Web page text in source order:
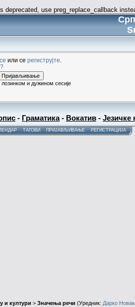
deprecated, use preg_replace_callback
или се региструјте
и дужином сесије
- Граматика- Вокатив - Језичке
ТАГОВИ ПРИЈАВЉИВАЊЕ РЕГИСТРАЦИЈА
и култури > Значења речи (Уредник: Дарко